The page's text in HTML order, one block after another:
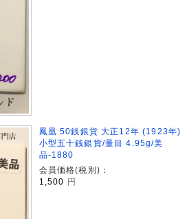
鳳凰 50銭銀貨 大正12年 (1923年)
小型五十銭銀貨/量目 4.95g/美
品-1880
会員価格(税別)：
1,500 円